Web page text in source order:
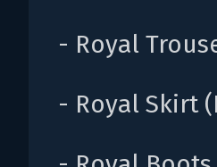
- Royal
- Royal Skirt